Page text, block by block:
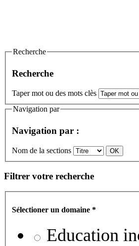
Recherche
Recherche
Taper mot ou des mots clès
Navigation par
Navigation par :
Nom de la sections
Filtrer votre recherche
Sélectioner un domaine *